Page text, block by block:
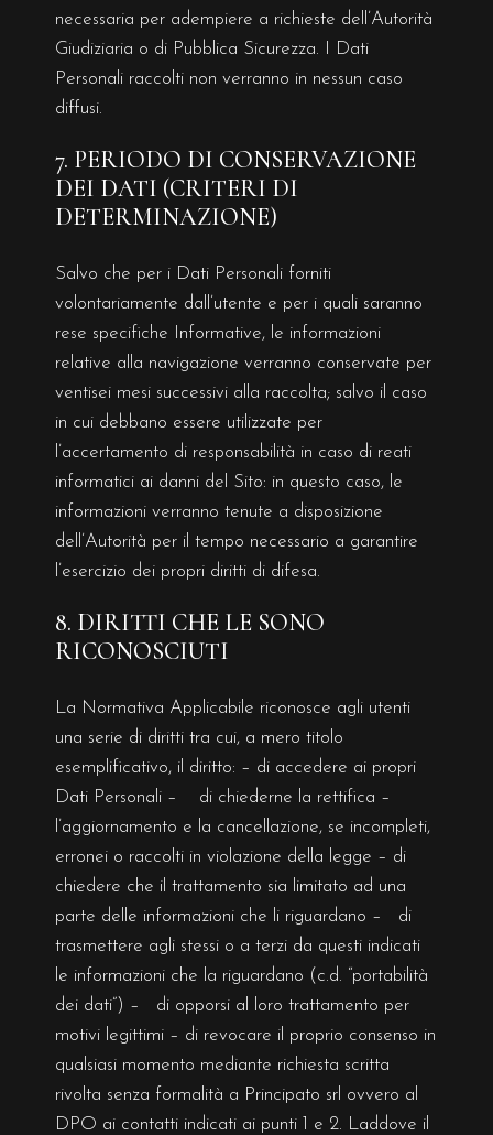
necessaria per adempiere a richieste dell’Autorità
Giudiziaria o di Pubblica Sicurezza. I Dati
Personali raccolti non verranno in nessun caso
diffusi.
7. PERIODO DI CONSERVAZIONE
DEI DATI (CRITERI DI
DETERMINAZIONE)
Salvo che per i Dati Personali forniti
volontariamente dall’utente e per i quali saranno
rese specifiche Informative, le informazioni
relative alla navigazione verranno conservate per
ventisei mesi successivi alla raccolta; salvo il caso
in cui debbano essere utilizzate per
l’accertamento di responsabilità in caso di reati
informatici ai danni del Sito: in questo caso, le
informazioni verranno tenute a disposizione
dell’Autorità per il tempo necessario a garantire
l’esercizio dei propri diritti di difesa.
8. DIRITTI CHE LE SONO
RICONOSCIUTI
La Normativa Applicabile riconosce agli utenti
una serie di diritti tra cui, a mero titolo
esemplificativo, il diritto: – di accedere ai propri
Dati Personali – di chiederne la rettifica –
l’aggiornamento e la cancellazione, se incompleti,
erronei o raccolti in violazione della legge – di
chiedere che il trattamento sia limitato ad una
parte delle informazioni che li riguardano – di
trasmettere agli stessi o a terzi da questi indicati
le informazioni che la riguardano (c.d. “portabilità
dei dati”) – di opporsi al loro trattamento per
motivi legittimi – di revocare il proprio consenso in
qualsiasi momento mediante richiesta scritta
rivolta senza formalità a Principato srl ovvero al
DPO ai contatti indicati ai punti 1 e 2. Laddove il